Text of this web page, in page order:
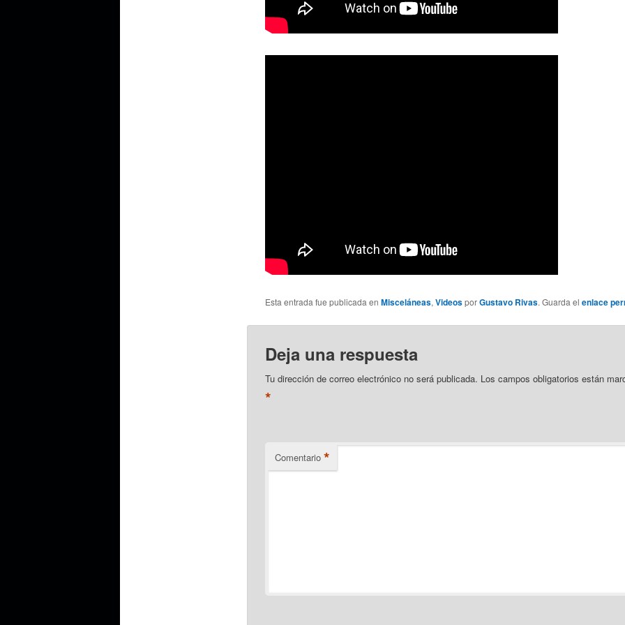
Esta entrada fue publicada en Misceláneas, VideosporGustavo Rivas. Guarda el enlace
Deja una respuesta
Tu dirección de correo electrónico no será publicada. Los campos obligatorios están
*
Comentario *